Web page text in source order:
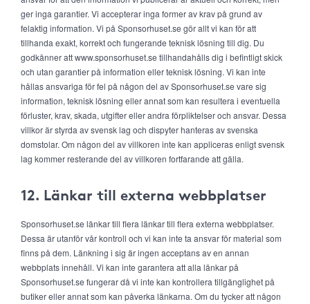
ger inga garantier. Vi accepterar inga former av krav på grund av
felaktig information. Vi på Sponsorhuset.se gör allt vi kan för att
tillhanda exakt, korrekt och fungerande teknisk lösning till dig. Du
godkänner att www.sponsorhuset.se tillhandahålls dig i befintligt skick
och utan garantier på information eller teknisk lösning. Vi kan inte
hållas ansvariga för fel på någon del av Sponsorhuset.se vare sig
information, teknisk lösning eller annat som kan resultera i eventuella
förluster, krav, skada, utgifter eller andra förpliktelser och ansvar. Dessa
villkor är styrda av svensk lag och dispyter hanteras av svenska
domstolar. Om någon del av villkoren inte kan appliceras enligt svensk
lag kommer resterande del av villkoren fortfarande att gälla.
12. Länkar till externa webbplatser
Sponsorhuset.se länkar till flera länkar till flera externa webbplatser.
Dessa är utanför vår kontroll och vi kan inte ta ansvar för material som
finns på dem. Länkning i sig är ingen acceptans av en annan
webbplats innehåll. Vi kan inte garantera att alla länkar på
Sponsorhuset.se fungerar då vi inte kan kontrollera tillgänglighet på
butiker eller annat som kan påverka länkarna. Om du tycker att någon